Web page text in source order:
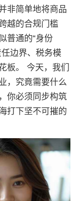
非简单地将商品
越的合规门槛
普通的“身份
边界、税务模
板。 今天，我们
，究竟需要什么
你必须同步构筑
打下坚不可摧的